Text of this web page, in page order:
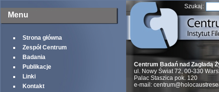
Menu
Strona główna
Zespół Centrum
Badania
Publikacje
Linki
Kontakt
Szukaj:
Centrum Badań nad Zagładą
ul. Nowy Świat 72, 00-330
Palac Staszica pok. 120
e-mail: